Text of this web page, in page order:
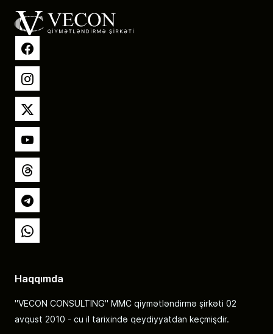
Facebook
Instagram
YouTube
Threads
Telegram
Whatsapp
Haqqımda
"VECON CONSULTING" MMC qiymətləndirmə şirkəti 02
avqust 2010 - cu il tarixində qeydiyyatdan keçmişdir.